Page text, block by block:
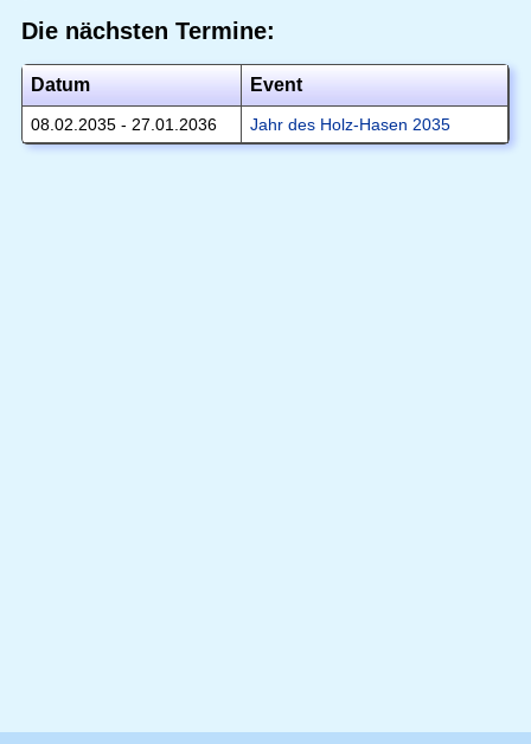
Die nächsten Termine:
Datum Event
08.02.2035 - 27.01.2036 Jahr des Holz-Hasen 2035